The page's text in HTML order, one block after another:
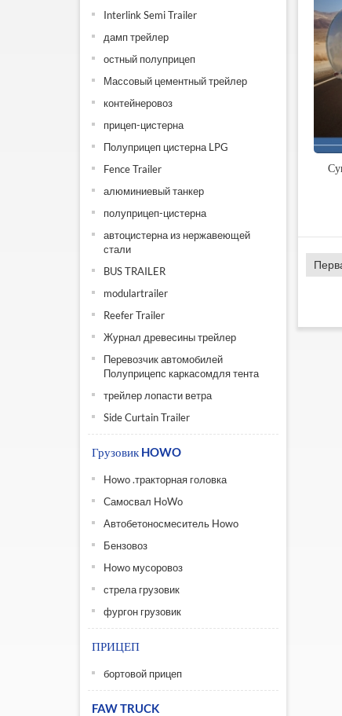
Interlink Semi Trailer
дамп трейлер
остный полуприцеп
Массовый цементный трейлер
контейнеровоз
прицеп-цистерна
Полуприцеп цистерна LPG
Fence Trailer
алюминиевый танкер
полуприцеп-цистерна
автоцистерна из нержавеющей
стали
BUS TRAILER
modulartrailer
Reefer Trailer
Журнал древесины трейлер
Перевозчик автомобилей
Полуприцепс каркасомдля тента
трейлер лопасти ветра
Side Curtain Trailer
Грузовик HOWO
Howo .тракторная головка
Самосвал HoWo
Автобетоносмеситель Howo
Бензовоз
Howo мусоровоз
стрела грузовик
фургон грузовик
ПРИЦЕП
бортовой прицеп
FAW TRUCK